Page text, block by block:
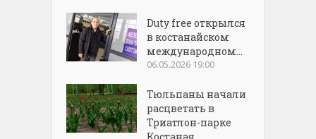
Duty free открылся
в костанайском
международном...
06.05.2026 19:00
Тюльпаны начали
расцветать в
Триатлон-парке
Костаная